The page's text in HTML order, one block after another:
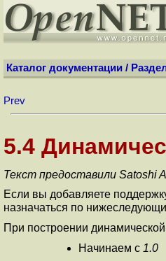
Каталог документации /
Prev
5.4
Текст предоставили Satoshi
Если вы добавляете
назначаться по
При построении
Начинаем с 1.0